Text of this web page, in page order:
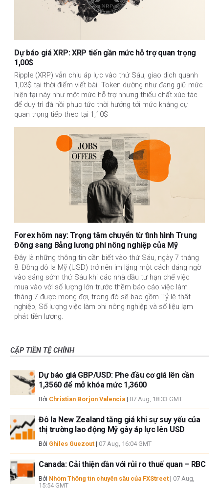
Dự báo giá XRP: XRP tiến gần mức hỗ trợ quan trọng
1,00$
Ripple (XRP) vẫn chịu áp lực vào thứ Sáu, giao dịch quanh
1,03$ tại thời điểm viết bài. Token dường như đang giữ mức
hiện tại này như một mức hỗ trợ nhưng thiếu chất xúc tác
để duy trì đà hồi phục tức thời hướng tới mức kháng cự
quan trọng tiếp theo tại 1,10$
Forex hôm nay: Trọng tâm chuyển từ tình hình Trung
Đông sang Bảng lương phi nông nghiệp của Mỹ
Đây là những thông tin cần biết vào thứ Sáu, ngày 7 tháng
8: Đồng đô la Mỹ (USD) trở nên im lặng một cách đáng ngờ
vào sáng sớm thứ Sáu khi các nhà đầu tư hạn chế việc
mua vào với số lượng lớn trước thềm báo cáo việc làm
tháng 7 được mong đợi, trong đó sẽ bao gồm Tỷ lệ thất
nghiệp, Số lượng việc làm phi nông nghiệp và số liệu lạm
phát tiền lương.
CẶP TIỀN TỆ CHÍNH
Dự báo giá GBP/USD: Phe đầu cơ giá lên cần
1,3560 để mở khóa mức 1,3600
Bởi Christian Borjon Valencia | 07 Aug, 18:33 GMT
Đô la New Zealand tăng giá khi sự suy yếu của
thị trường lao động Mỹ gây áp lực lên USD
Bởi Ghiles Guezout | 07 Aug, 16:04 GMT
Canada: Cải thiện dần với rủi ro thuế quan – RBC
Bởi Nhóm Thông tin chuyên sâu của FXStreet | 07 Aug,
15:54 GMT